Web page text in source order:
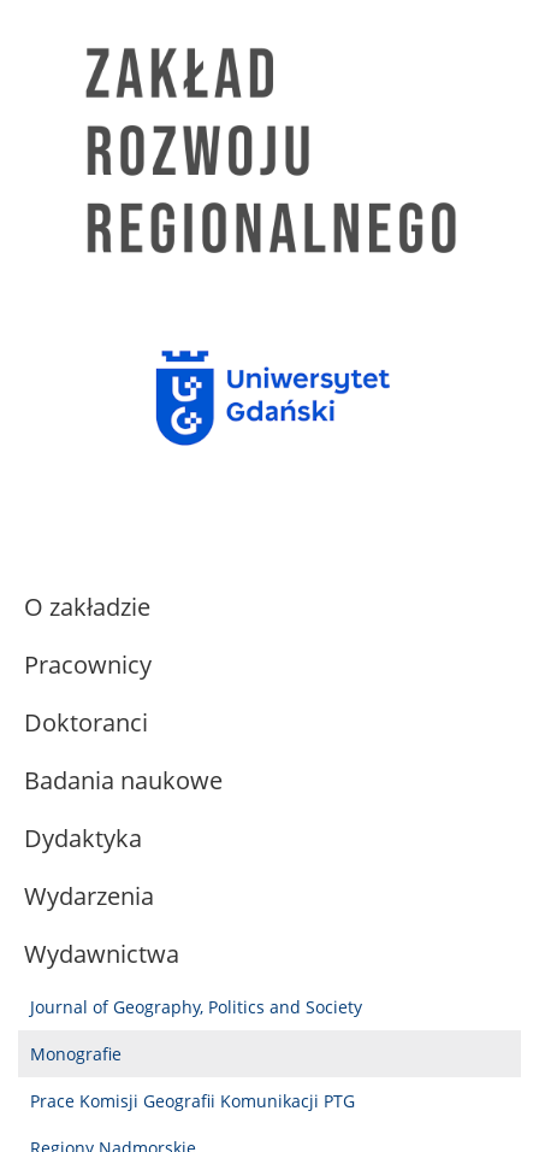
O zakładzie
Pracownicy
Doktoranci
Badania naukowe
Dydaktyka
Wydarzenia
Wydawnictwa
Journal of Geography, Politics and Society
Monografie
Prace Komisji Geografii Komunikacji PTG